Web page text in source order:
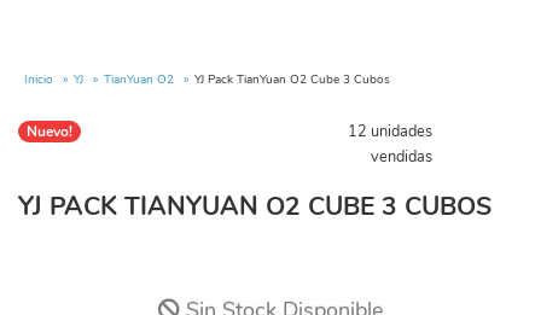
Inicio YJ TianYuan O2 YJ Pack TianYuan O2 Cube 3 Cubos
Nuevo!
12 unidades
vendidas
YJ PACK TIANYUAN O2 CUBE 3 CUBOS